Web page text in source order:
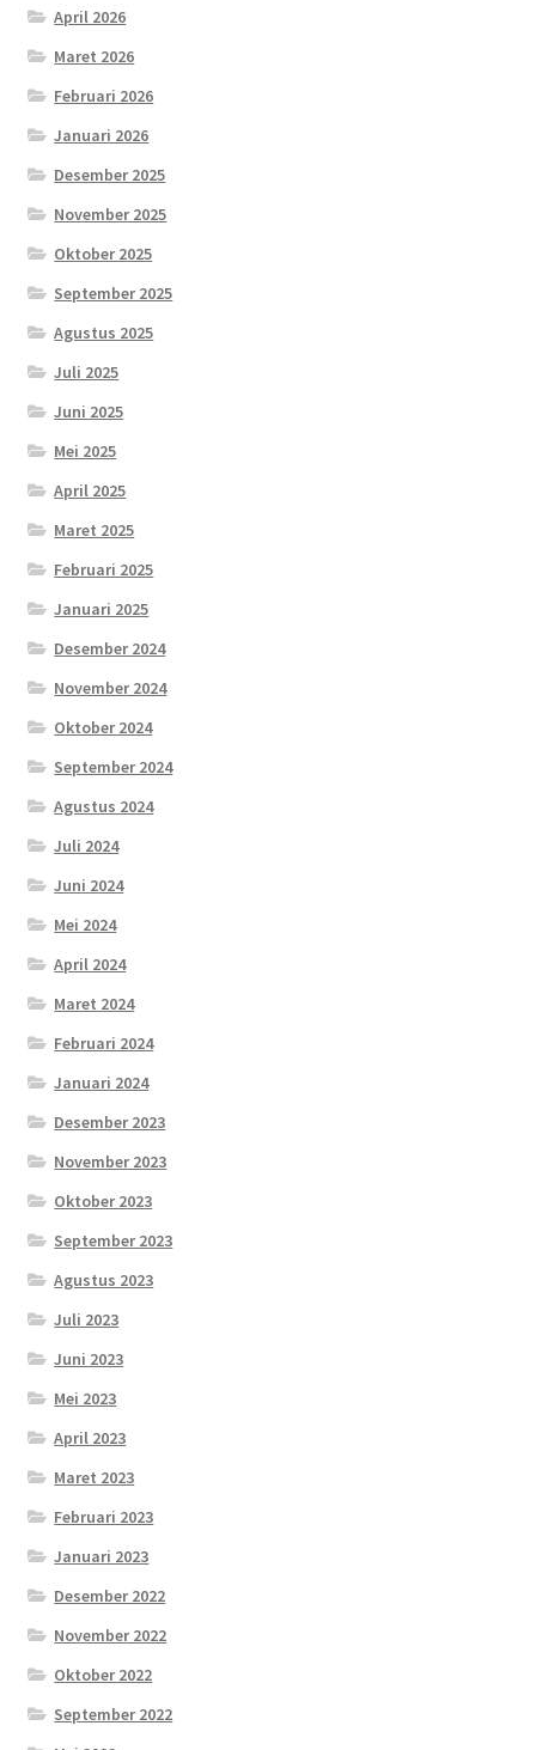
April 2026
Maret 2026
Februari 2026
Januari 2026
Desember 2025
November 2025
Oktober 2025
September 2025
Agustus 2025
Juli 2025
Juni 2025
Mei 2025
April 2025
Maret 2025
Februari 2025
Januari 2025
Desember 2024
November 2024
Oktober 2024
September 2024
Agustus 2024
Juli 2024
Juni 2024
Mei 2024
April 2024
Maret 2024
Februari 2024
Januari 2024
Desember 2023
November 2023
Oktober 2023
September 2023
Agustus 2023
Juli 2023
Juni 2023
Mei 2023
April 2023
Maret 2023
Februari 2023
Januari 2023
Desember 2022
November 2022
Oktober 2022
September 2022